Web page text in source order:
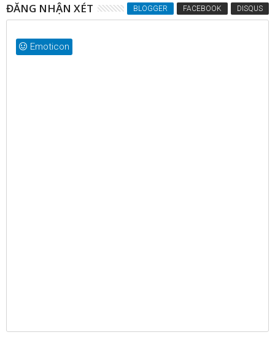
ĐĂNG NHẬN XÉT BLOGGER FACEBOOK DISQUS
Emoticon